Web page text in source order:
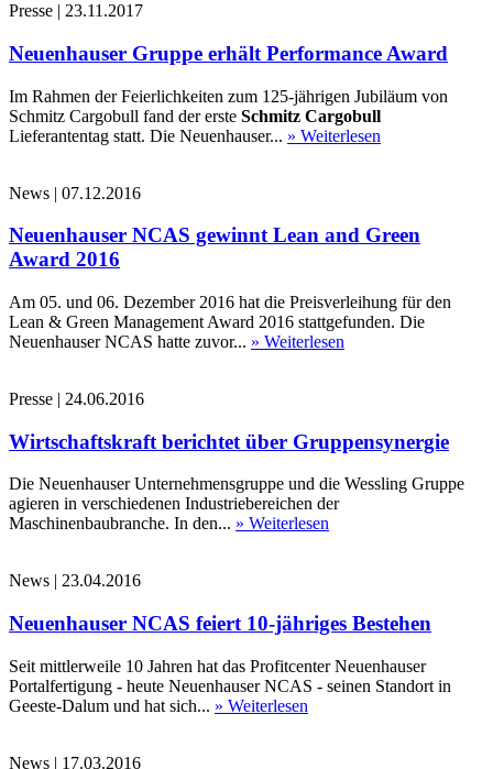
Presse | 23.11.2017
Neuenhauser Gruppe erhält Performance Award
Im Rahmen der Feierlichkeiten zum 125-jährigen Jubiläum von
Schmitz Cargobull fand der erste Schmitz Cargobull
Lieferantentag statt. Die Neuenhauser... » Weiterlesen
News | 07.12.2016
Neuenhauser NCAS gewinnt Lean and Green
Award 2016
Am 05. und 06. Dezember 2016 hat die Preisverleihung für den
Lean & Green Management Award 2016 stattgefunden. Die
Neuenhauser NCAS hatte zuvor... » Weiterlesen
Presse | 24.06.2016
Wirtschaftskraft berichtet über Gruppensynergie
Die Neuenhauser Unternehmensgruppe und die Wessling Gruppe
agieren in verschiedenen Industriebereichen der
Maschinenbaubranche. In den... » Weiterlesen
News 23.04.2016
Neuenhauser NCAS feiert 10-jähriges Bestehen
Seit mittlerweile 10 Jahren hat das Profitcenter Neuenhauser
Portalfertigung - heute Neuenhauser NCAS - seinen Standort in
Geeste-Dalum und hat sich... » Weiterlesen
News | 17.03.2016